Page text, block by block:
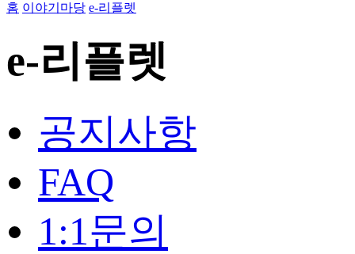
홈 이야기마당 e-리플렛
e-리플렛
공지사항
FAQ
1:1문의